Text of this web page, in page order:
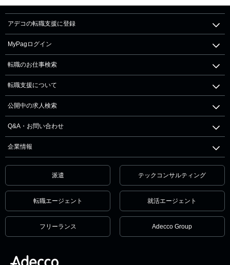
アデコの転職支援に登録
MyPagログイン
転職のお仕事検索
転職支援について
公開中の求人検索
Q&A・お問い合わせ
企業情報
派遣 テックコンサルティング
転職エージェント 就活エージェント
フリーランス Adecco Group